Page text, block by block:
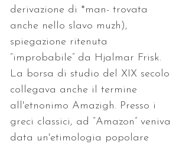
derivazione di *man- trovata
anche nello slavo muzh),
spiegazione ritenuta
“improbabile” da Hjalmar Frisk.
La borsa di studio del XIX secolo
collegava anche il termine
all'etnonimo Amazigh. Presso i
greci classici, ad “Amazon” veniva
data un'etimologia popolare